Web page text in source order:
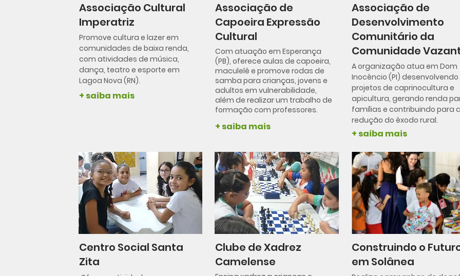
Associação Cultural
Imperatriz
Promove cultura e lazer em
comunidades de baixa renda,
com atividades de música,
dança, teatro e esporte em
Lagoa Nova (RN).
+ saiba mais
Associação de
Capoeira Expressão
Cultural
Com atuação em Esperança
(PB), oferece aulas de capoeira,
maculelê e promove rodas de
samba para crianças, jovens e
adultos em vulnerabilidade,
além de realizar um trabalho de
formação com professores.
+ saiba mais
Associação de
Desenvolvimento
Comunitário da
Comunidade
A organização atua em Dom
Inocêncio (PI) desenvolvendo
projetos de caprinocultura e
apicultura, gerando renda
famílias e contribuindo para
redução do êxodo rural.
+ saiba mais
Centro Social Santa
Zita
Clube de Xadrez
Camelense
Construindo o
em Solânea